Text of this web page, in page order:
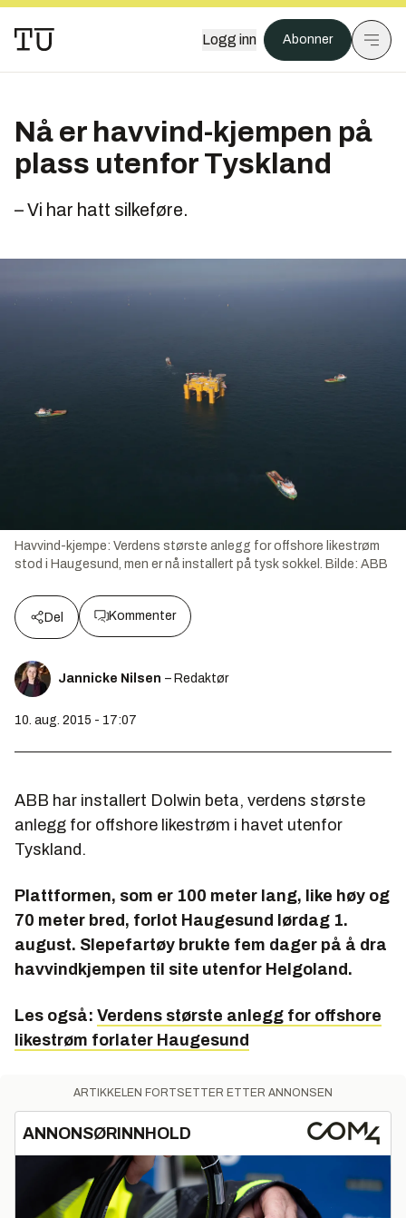
Logg inn Abonner
Nå er havvind-kjempen på
plass utenfor Tyskland
– Vi har hatt silkeføre.
Havvind-kjempe: Verdens største anlegg for offshore likestrøm
stod i Haugesund, men er nå installert på tysk sokkel.
Bilde: ABB
Del Kommenter
Jannicke Nilsen – Redaktør
10. aug. 2015 - 17:07
ABB har installert Dolwin beta, verdens største
anlegg for offshore likestrøm i havet utenfor
Tyskland.
Plattformen, som er 100 meter lang, like høy og
70 meter bred, forlot Haugesund lørdag 1.
august. Slepefartøy brukte fem dager på å dra
havvindkjempen til site utenfor Helgoland.
Les også: Verdens største anlegg for offshore
likestrøm forlater Haugesund
ARTIKKELEN FORTSETTER ETTER ANNONSEN
ANNONSØRINNHOLD